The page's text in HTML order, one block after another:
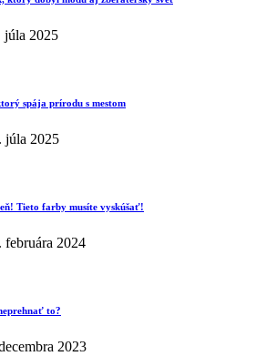
júla 2025
spája prírodu s mestom
júla 2025
Tieto farby musíte vyskúšať!
februára 2024
to?
2023